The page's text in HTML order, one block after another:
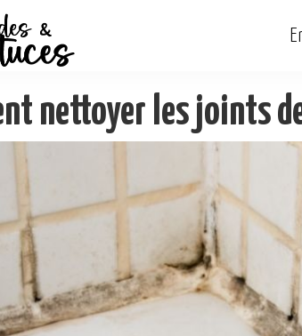
nettoyer les joints